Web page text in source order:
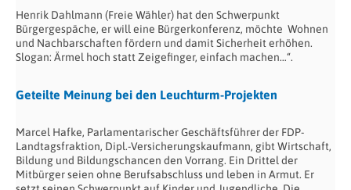
Henrik Dahlmann (Freie Wähler) hat den Schwerpunkt
Bürgergespäche, er will eine Bürgerkonferenz, möchte Wohnen
und Nachbarschaften fördern und damit Sicherheit erhöhen.
Slogan: Ärmel hoch statt Zeigefinger, einfach machen…“.
Geteilte Meinung bei den Leuchturm-Projekten
Marcel Hafke, Parlamentarischer Geschäftsführer der FDP-
Landtagsfraktion, Dipl.-Versicherungskaufmann, gibt Wirtschaft,
Bildung und Bildungschancen den Vorrang. Ein Drittel der
Mitbürger seien ohne Berufsabschluss und leben in Armut. Er